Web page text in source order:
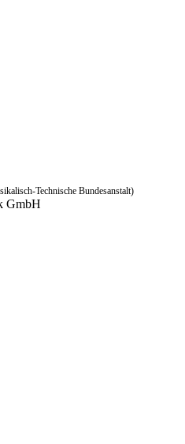
Technische Bundesanstalt)
GmbH